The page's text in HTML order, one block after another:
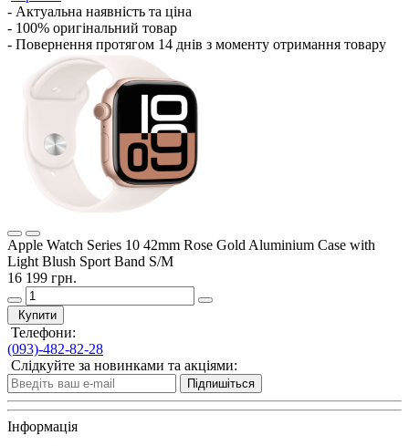
- Актуальна наявність та ціна
- 100% оригінальний товар
- Повернення протягом 14 днів з моменту отримання товару
Apple Watch Series 10 42mm Rose Gold Aluminium Case with
Light Blush Sport Band S/M
16 199 грн.
Купити
Телефони:
(093)-482-82-28
Слідкуйте за новинками та акціями:
Підпишіться
Інформація